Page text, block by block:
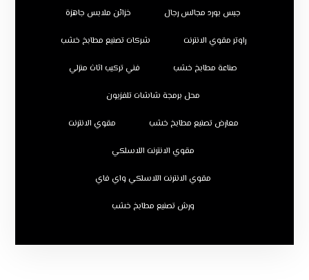
جبس بورد مجالس رجال خزائن ملابس جاهزة
راوتر مقوي الانترنت شركات تصنيع مطابخ خشب
صناعة مطابخ خشب فني تركيب اثاث منزلي
محل برمجة شاشات تلفزيون
معارض تصنيع مطابخ خشب مقوي الانترنت
مقوي الانترنت اللاسلكي
مقوي الانترنت اللاسلكي واي فاي
ورش تصنيع مطابخ خشب